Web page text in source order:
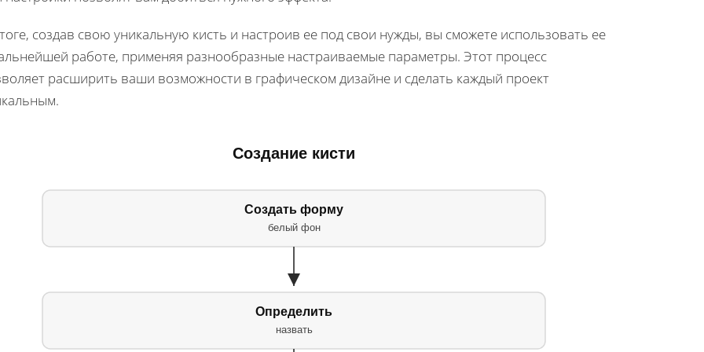
создав свою уникальную кисть и настроив ее под свои нужды, вы сможете использовать ее
работе, применяя разнообразные настраиваемые параметры. Этот процесс
расширить ваши возможности в графическом дизайне и сделать каждый проект
Создание кисти
Создать форму
белый фон
Определить
назвать